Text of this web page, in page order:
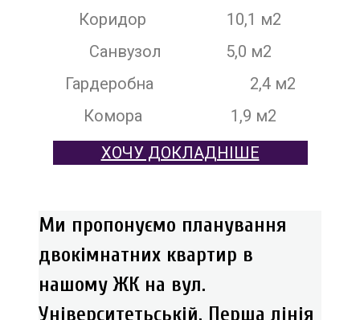
Коридор 10,1 м2
Санвузол 5,0 м2
Гардеробна 2,4 м2
Комора 1,9 м2
ХОЧУ ДОКЛАДНІШЕ
Ми пропонуємо планування
двокімнатних квартир в
нашому ЖК на вул.
Університетьській. Перша лінія